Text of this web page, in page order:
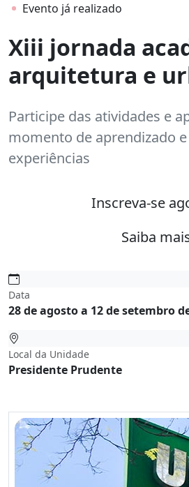
Evento já realizado
Xiii jornada
arquitetura e
Participe das atividades e
momento de aprendizado
experiências
Inscreva-se
Saiba
Data
28 de agosto a 12 de setembro
Local da Unidade
Presidente Prudente